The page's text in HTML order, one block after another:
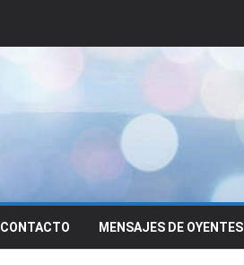
CONTACTO MENSAJES DE OYENTES